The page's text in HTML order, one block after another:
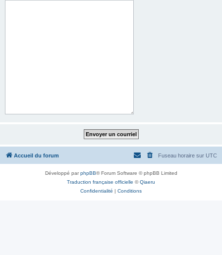
Accueil du forum Fuseau horaire sur UTC
Développé parphpBB® Forum Software © phpBB Limited
Traduction française officielle ©Qiaeru
Confidentialité | Conditions